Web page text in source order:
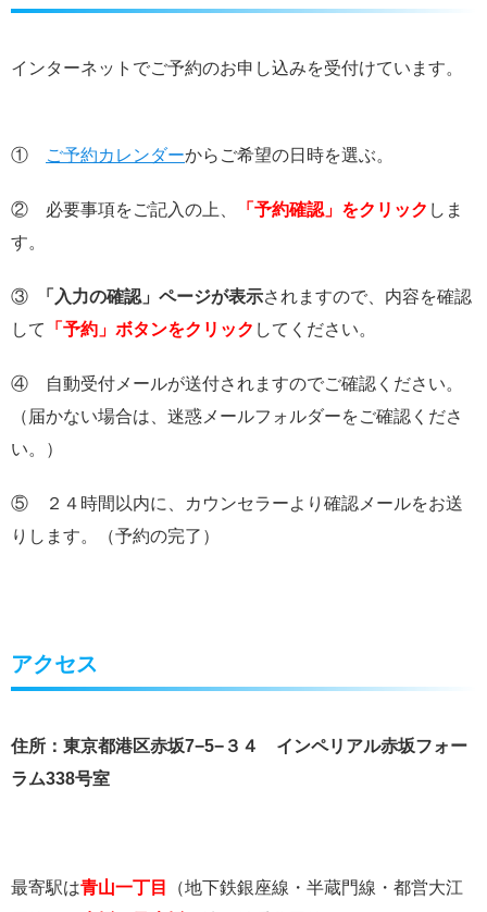
インターネットでご予約のお申し込みを受付けています。
① ご予約カレンダーからご希望の日時を選ぶ。
② 必要事項をご記入の上、 「予約確認」をクリック しま
す。
③ 「入力の確認」ページが表示されますので、内容を確認
して
「予約」ボタンをクリック してください。
④ 自動受付メールが送付されますのでご確認ください。
（届かない場合は、迷惑メールフォルダーをご確認くださ
い。）
⑤ ２４時間以内に、カウンセラーより確認メールをお送
りします。（予約の完了）
アクセス
住所：東京都港区赤坂7−5−３４ インペリアル赤坂フォー
ラム338号室
最寄駅は青山一丁目
（地下鉄銀座線・半蔵門線・都営大江